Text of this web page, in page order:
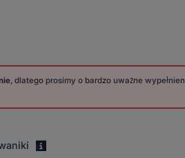
, dlatego prosimy o bardzo uważne